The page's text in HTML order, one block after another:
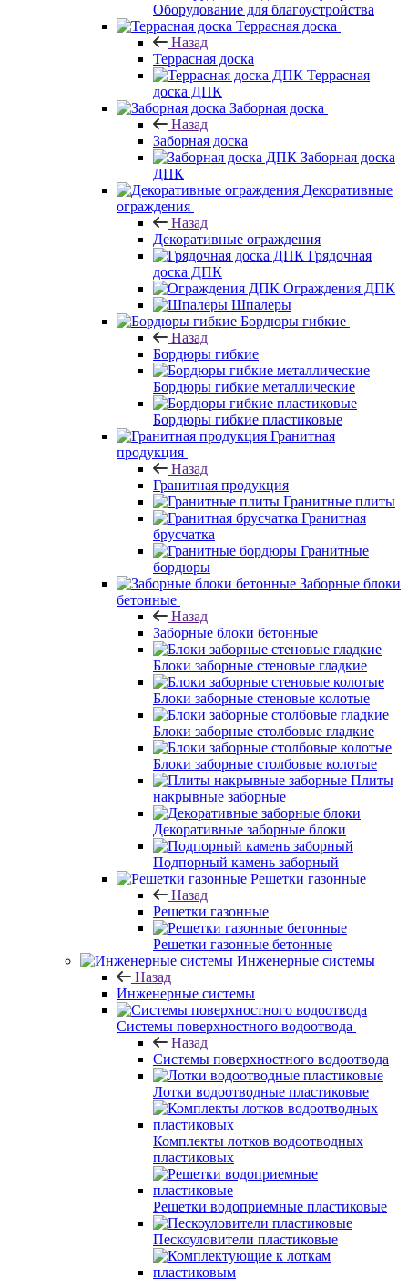
Оборудование для благоустройства
Террасная доска
Назад
Террасная доска
Террасная
доска ДПК
Заборная доска
Назад
Заборная доска
Заборная доска
ДПК
Декоративные
ограждения
Назад
Декоративные ограждения
Грядочная
доска ДПК
Ограждения ДПК
Шпалеры
Бордюры гибкие
Назад
Бордюры гибкие
Бордюры гибкие металлические
Бордюры гибкие пластиковые
Гранитная
продукция
Назад
Гранитная продукция
Гранитные плиты
Гранитная
брусчатка
Гранитные
бордюры
Заборные блоки
бетонные
Назад
Заборные блоки бетонные
Блоки заборные стеновые гладкие
Блоки заборные стеновые колотые
Блоки заборные столбовые гладкие
Блоки заборные столбовые колотые
Плиты
накрывные заборные
Декоративные заборные блоки
Подпорный камень заборный
Решетки газонные
Назад
Решетки газонные
Решетки газонные бетонные
Инженерные системы
Назад
Инженерные системы
Системы поверхностного водоотвода
Назад
Системы поверхностного водоотвода
Лотки водоотводные пластиковые
Комплекты лотков водоотводных
пластиковых
Решетки водоприемные пластиковые
Пескоуловители пластиковые